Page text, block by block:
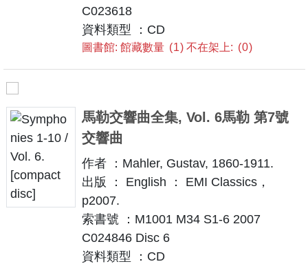
C023618
資料類型 ：CD
圖書館: 館藏數量 1 不在架上: 0
馬勒交響曲全集, Vol. 6馬勒 第7號
交響曲
作者 ：Mahler, Gustav, 1860-1911.
出版 ： English ： EMI Classics，
p2007.
索書號 ：M1001 M34 S1-6 2007
C024846 Disc 6
資料類型 ：CD